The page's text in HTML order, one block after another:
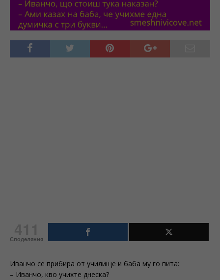
Споделяния
Иванчо се прибира от училище и баба му го пита:
– Иванчо, кво учихте днеска?